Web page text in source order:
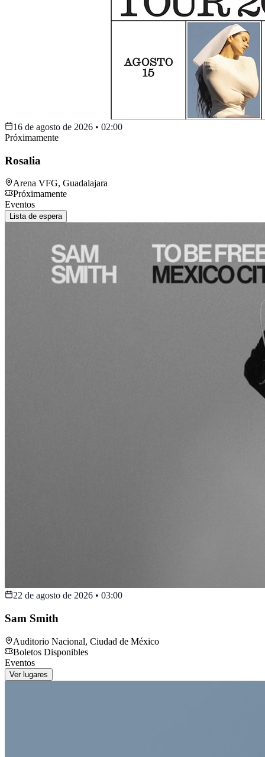
16 de agosto de 2026 • 02:00
Próximamente
Rosalia
Arena VFG, Guadalajara
Próximamente
Eventos
Lista de espera
22 de agosto de 2026 • 03:00
Sam Smith
Auditorio Nacional, Ciudad de México
Boletos Disponibles
Eventos
Ver lugares